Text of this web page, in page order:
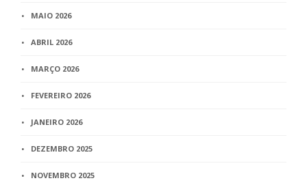
MAIO 2026
ABRIL 2026
MARÇO 2026
FEVEREIRO 2026
JANEIRO 2026
DEZEMBRO 2025
NOVEMBRO 2025